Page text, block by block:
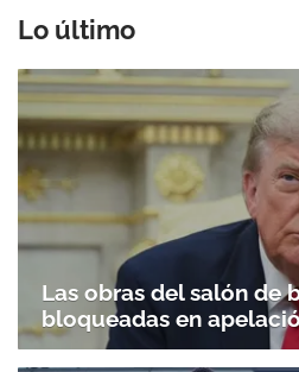
Lo último
Las obras del salón de
bloqueadas en